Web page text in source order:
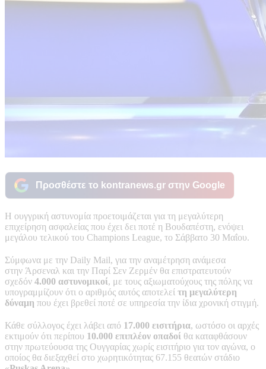
Προσθέστε το kontranews.gr στην Google
Η ουγγρική αστυνομία προετοιμάζεται για τη μεγαλύτερη
επιχείρηση ασφαλείας που έχει δει ποτέ η Βουδαπέστη, ενόψει
μεγάλου τελικού του Champions League, το Σάββατο 30 Μαΐου.
Σύμφωνα με την Daily Mail, για την αναμέτρηση ανάμεσα
στην Άρσεναλ και την Παρί Σεν Ζερμέν θα επιστρατευτούν
σχεδόν 4.000 αστυνομικοί, με τους αξιωματούχους της πόλης να
υπογραμμίζουν ότι ο αριθμός αυτός αποτελεί τη μεγαλύτερη
δύναμη που έχει βρεθεί ποτέ σε υπηρεσία την ίδια χρονική στιγμή.
Κάθε σύλλογος έχει λάβει από 17.000 εισιτήρια, ωστόσο οι αρχές
εκτιμούν ότι περίπου 10.000 επιπλέον οπαδοί θα καταφθάσουν
στην πρωτεύουσα της Ουγγαρίας χωρίς εισιτήριο για τον αγώνα, ο
οποίος θα διεξαχθεί στο χωρητικότητας 67.155 θεατών στάδιο